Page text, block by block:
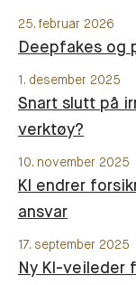
25. februar 2026
Deepfakes og
1. desember 2025
Snart slutt på
verktøy?
10. november 2025
KI endrer
ansvar
17. september 2025
Ny KI-veileder